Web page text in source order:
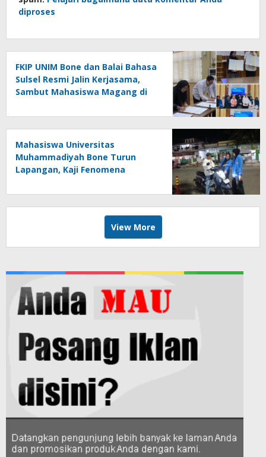
diproses
FKIP UNIM Bone dan Balai Bahasa
Sulsel Resmi Jalin Kerjasama,
Sambut Mahasiswa Magang di
Mahasiswa Universitas
Muhammadiyah Bone Turun
Lapangan, Kaji Fenomena
melalui Riset FOTOFOBIA
View More